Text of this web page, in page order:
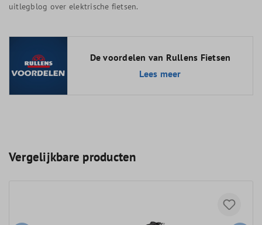
uitlegblog over elektrische fietsen.
De voordelen van Rullens Fietsen
Lees meer
Vergelijkbare producten